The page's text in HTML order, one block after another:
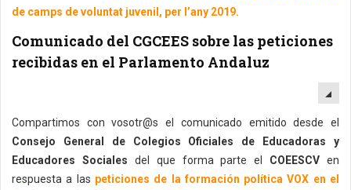
de camps de voluntat juvenil, per l’any 2019.
Comunicado del CGCEES sobre las peticiones
recibidas en el Parlamento Andaluz
Compartimos con vosotr@s el comunicado emitido desde el
Consejo General de Colegios Oficiales de Educadoras y
Educadores Sociales del que forma parte el COEESCV en
respuesta a las peticiones de la formación política VOX en el